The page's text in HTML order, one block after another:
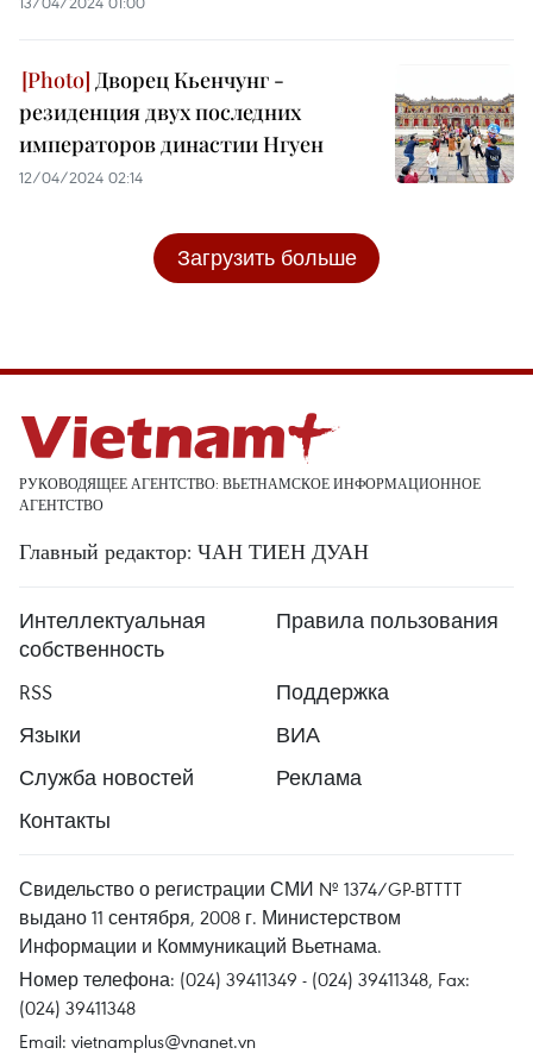
Дворец Кьенчунг -
резиденция двух последних
императоров династии Нгуен
12/04/2024 02:14
Загрузить больше
РУКОВОДЯЩЕЕ АГЕНТСТВО: ВЬЕТНАМСКОЕ ИНФОРМАЦИОННОЕ
АГЕНТСТВО
Главный редактор: ЧАН ТИЕН ДУАН
Интеллектуальная
собственность
Правила пользования
RSS
Поддержка
Языки
ВИА
Служба новостей
Реклама
Контакты
Свидельство о регистрации СМИ № 1374/GP-BTTTT
выдано 11 сентября, 2008 г. Министерством
Информации и Коммуникаций Вьетнама.
Номер телефона: (024) 39411349 - (024) 39411348, Fax:
(024) 39411348
Email: vietnamplus@vnanet.vn